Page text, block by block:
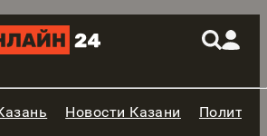
Новости Казани